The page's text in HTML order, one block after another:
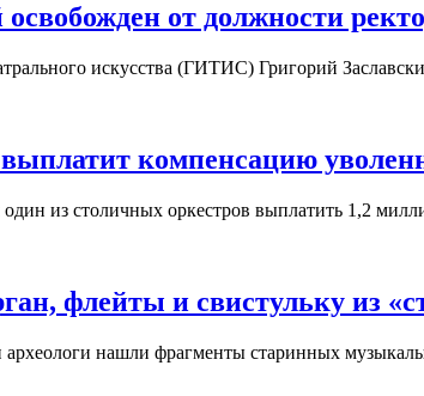
освобожден от должности
искусства (ГИТИС) Григорий
компенсацию
из столичных оркестров выплатить 1,2
флейты и свистульку из
археологи нашли фрагменты старинных